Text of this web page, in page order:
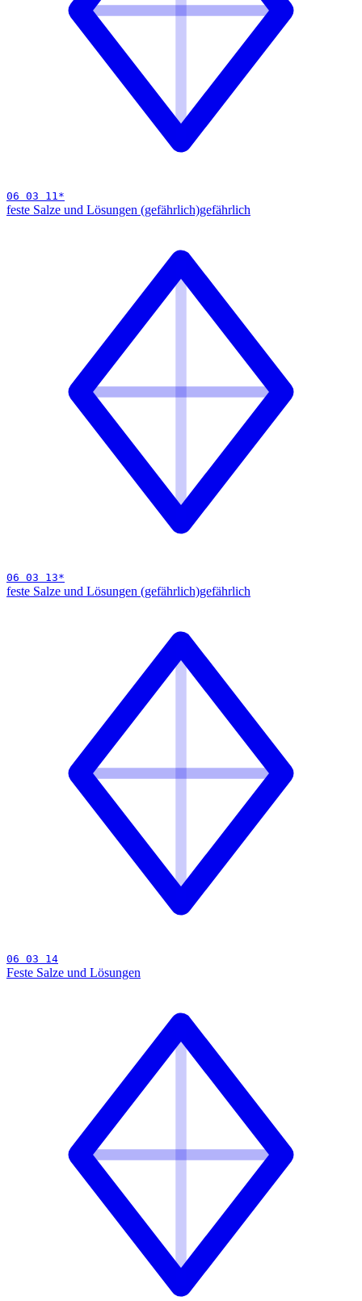
06 03 11 *
feste Salze und Lösungen (gefährlich)gefährlich
06 03 13*
feste Salze und Lösungen (gefährlich)gefährlich
06 03 14
Feste Salze und Lösungen